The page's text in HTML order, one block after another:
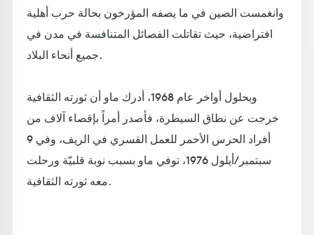
وانغمست الصين في ما يصفه المؤرخون بحالة حرب أهلية
افتراضية، حيث تقاتلت الفصائل المتنافسة في مدن في
جميع أنحاء البلاد.
وبحلول أواخر عام 1968، أدرك ماو أن ثورته الثقافية
خرجت عن نطاق السيطرة، فأصدر أمراً بإقصاء آلاف من
أفراد الحرس الأحمر للعمل القسري في الريف، وفي 9
سبتمبر/أيلول 1976، توفي ماو بسبب نوبة قلبيّة ورحلت
معه ثورته الثقافية.